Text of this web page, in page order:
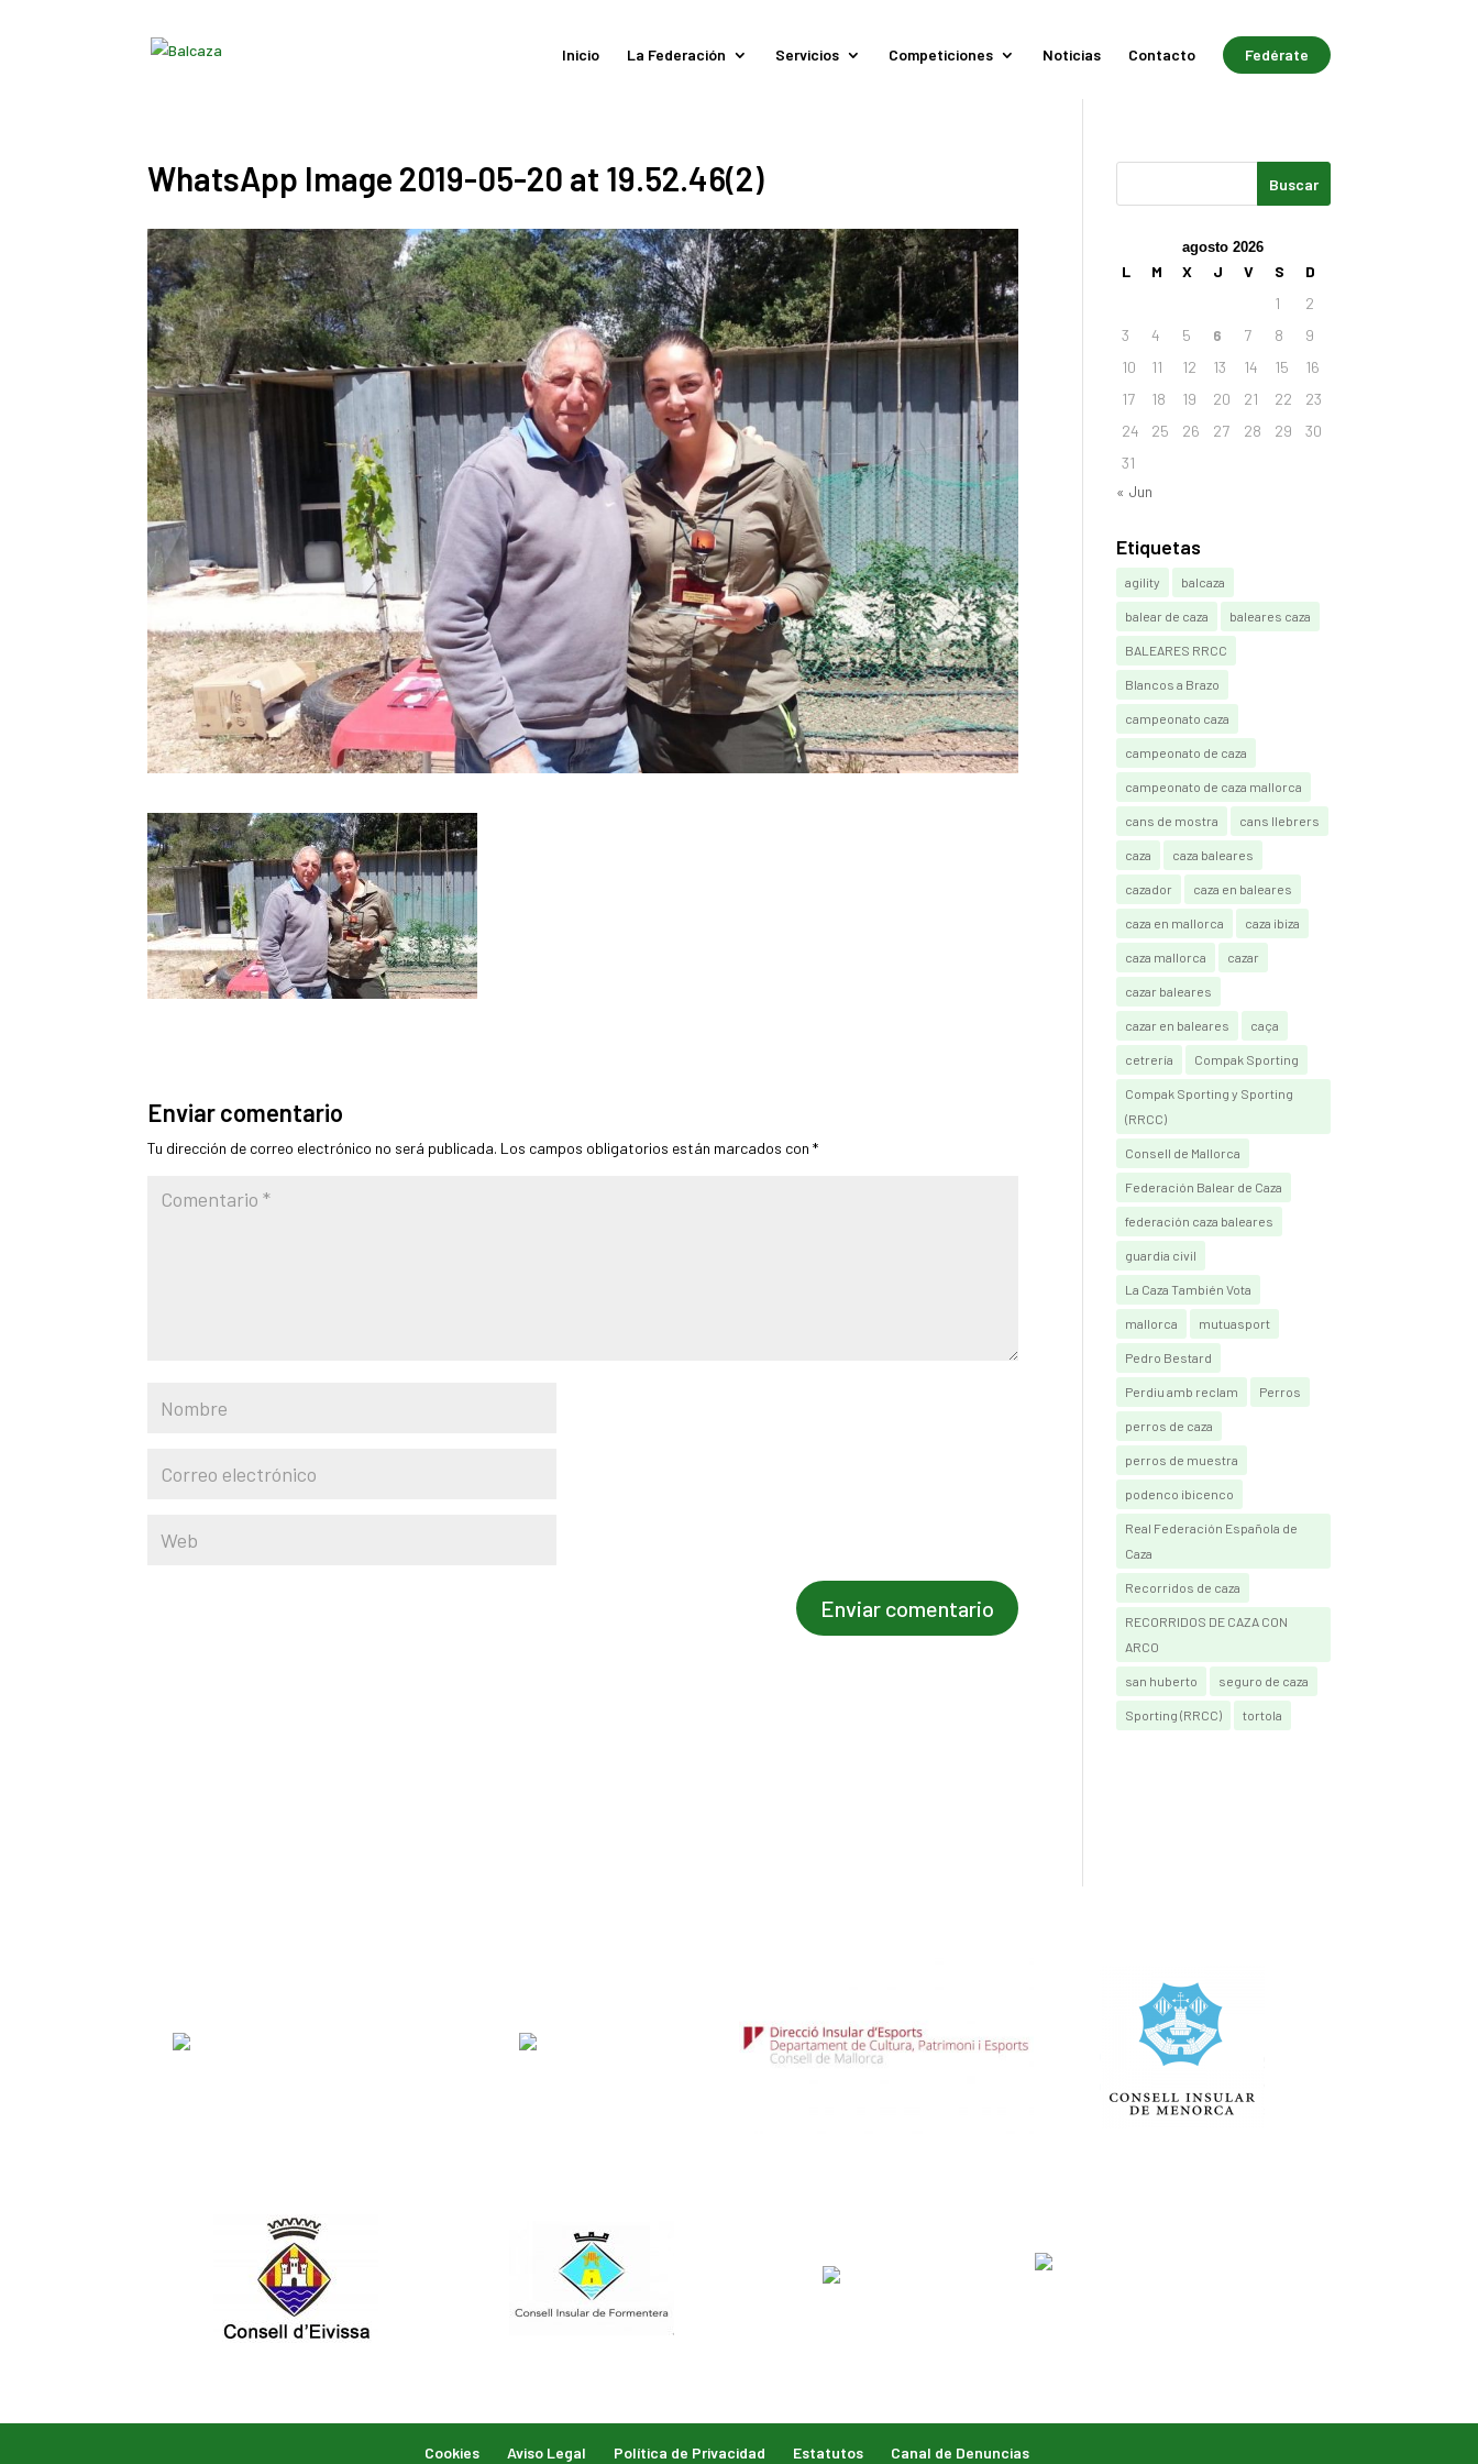
Inicio La Federación Servicios Competiciones Noticias Contacto Fedérate
WhatsApp Image 2019-05-20 at 19.52.46(2)
Enviar comentario
Tu dirección de correo electrónico no será publicada. Los campos obligatorios están marcados con*
agosto 2026
L M X J V S
D
1
2
3
4 5 6 7 8
9
10
11 12 13 14 15
16
17
18 19 20 21 22
23
24
25 26 27 28 29
30
31
« Jun
Etiquetas
agility balcaza
balear de caza baleares caza
BALEARES RRCC
Blancos a Brazo
campeonato caza
campeonato de caza
campeonato de caza mallorca
cans de mostra cans llebrers
caza caza baleares
cazador caza en baleares
caza en mallorca caza ibiza
caza mallorca cazar
cazar baleares
cazar en baleares caça
cetrería Compak Sporting
Compak Sporting y Sporting
(RRCC)
Consell de Mallorca
Federación Balear de Caza
federación caza baleares
guardia civil
La Caza También Vota
mallorca mutuasport
Pedro Bestard
Perdiu amb reclam Perros
perros de caza
perros de muestra
podenco ibicenco
Real Federación Española de
Caza
Recorridos de caza
RECORRIDOS DE CAZA CON
ARCO
san huberto seguro de caza
Sporting (RRCC) tortola
Cookies Aviso Legal Política de Privacidad Estatutos Canal de Denuncias